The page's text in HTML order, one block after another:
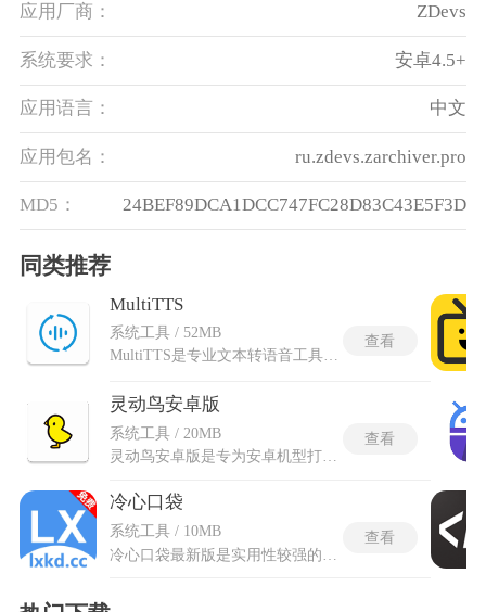
应用厂商： ZDevs
系统要求： 安卓4.5+
应用语言： 中文
应用包名： ru.zdevs.zarchiver.pro
MD5： 24BEF89DCA1DCC747FC28D83C43E5F3D
同类推荐
MultiTTS
系统工具 / 52MB
MultiTTS是专业文本转语音工具，工具无需依托外部网络环境运行，依靠各类语音引擎与外置语音包完成发声转化，适配各类文本朗读场景。MultiTTS手机版适配移动端设备，主打离线语音合成功能，摆脱传统语音软件的各类使用限制。摒弃内置固定音色的设计，可自主导入各类合规语音资源，兼容多国语言及地方方言朗读模式。整体功能聚焦语音合成核心，无多余冗余模块，音色还原度高、发声状态稳定，可满足文本听读、语音制作和内容播报等多种移动端使用需求。
查看
灵动鸟安卓版
系统工具 / 20MB
查看
冷心口袋
系统工具 / 10MB
查看